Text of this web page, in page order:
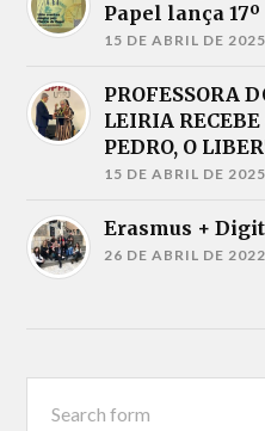
Papel lança
15 DE ABRIL DE 2025
PROFESSORA
LEIRIA
PEDRO, O
15 DE ABRIL DE 2025
Erasmus +
26 DE ABRIL DE 2022